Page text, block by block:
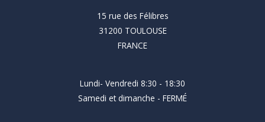
15 rue des Félibres
31200 TOULOUSE
FRANCE
Lundi- Vendredi 8:30 - 18:30
Samedi et dimanche - FERMÉ